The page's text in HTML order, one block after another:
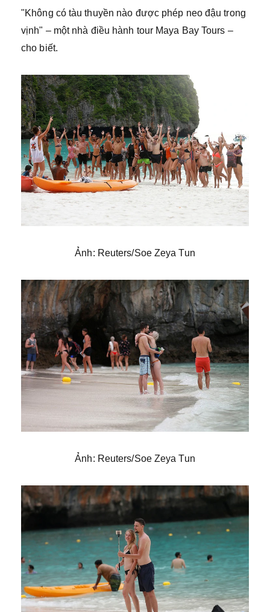
"Không có tàu thuyền nào được phép neo đậu trong
vịnh" – một nhà điều hành tour Maya Bay Tours –
cho biết.
Ảnh: Reuters/Soe Zeya Tun
Ảnh: Reuters/Soe Zeya Tun